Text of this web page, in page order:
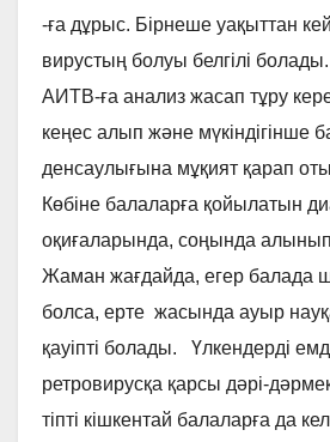
-ға дұрыс. Бірнеше уақыттан
вирустың болуы белгілі
АИТВ-ға анализ жасап тұру
кеңес алып және мүкіндігінше
денсаулығына мұқият қарап
Көбіне балаларға қойылатын
оқиғаларында, соңында
Жаман жағдайда, егер
болса, ерте жасында ауыр
қауіпті болады. Үлкендерді
ретровирусқа қарсы дәрі-
тіпті кішкентай балаларға да